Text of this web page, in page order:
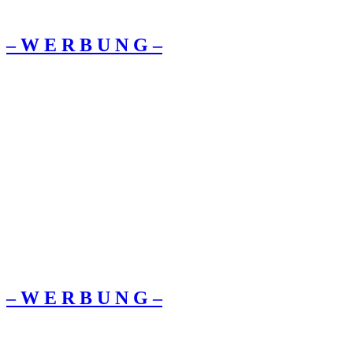
– W Ε R Β U Ν G –
– W Ε R Β U Ν G –